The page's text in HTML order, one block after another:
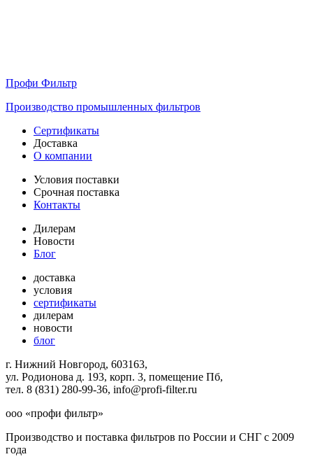
Профи Фильтр
Производство промышленных фильтров
Сертификаты
Доставка
О компании
Условия поставки
Срочная поставка
Контакты
Дилерам
Новости
Блог
доставка
условия
сертификаты
дилерам
новости
блог
г. Нижний Новгород, 603163,
ул. Родионова д. 193, корп. 3, помещение Пб,
тел. 8 (831) 280-99-36, info@profi-filter.ru
ооо «профи фильтр»
Производство и поставка фильтров по России и СНГ с 2009
года